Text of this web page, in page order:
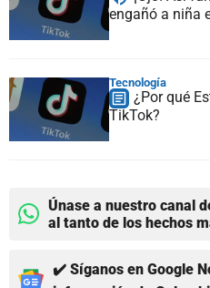
engañó a niña
Tecnología
¿Por qué
TikTok?
Únase a nuestro canal
al tanto de los hechos
✔️ Síganos en Google